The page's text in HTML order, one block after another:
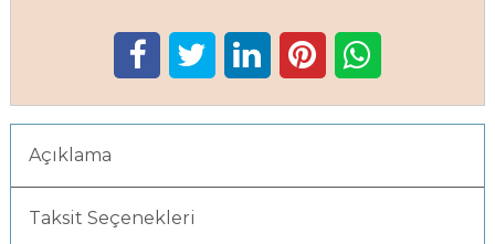
Açıklama
Taksit Seçenekleri